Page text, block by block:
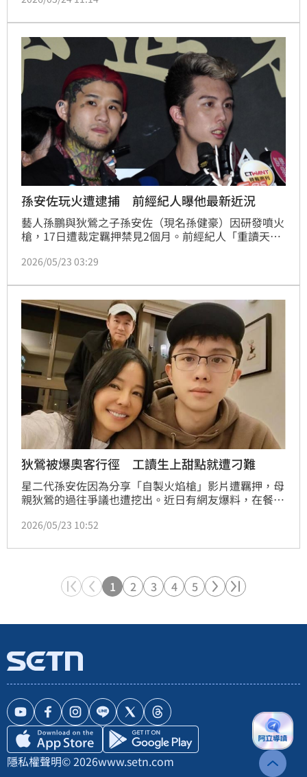
密，北投分局展開內部調查，目前無法確認是何人所
為。
孫安佐玩火遭逮捕 前經紀人曝他最新近況
藝人孫鵬與狄鶯之子孫安佐（現名孫健豪）因研發噴火
槍，17日遭裁定羈押禁見2個月。前經紀人「重讀天
清事件始末。而重讀卸下經紀人職務後，近日被問到和
2026/05/23 03:29
狄鶯被爆奧客行徑 工讀生上甜點就遭刁難
星二代孫安佐因為分享「自製火焰槍」影片遭羈押，母
親狄鶯的過往爭議也遭挖出。近日有網友爆料，在餐廳
鶯刁難，奧客行徑引發討論。
2026/05/23 10:52
1 2 3 4 5
隱私權聲明© 2026www.setn.com